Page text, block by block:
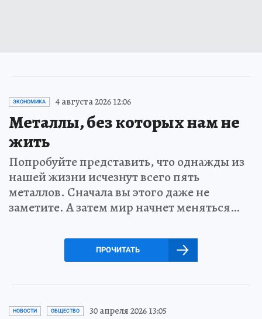
ЭКОНОМИКА 4 августа 2026 12:06
Металлы, без которых нам не
жить
Попробуйте представить, что однажды из
нашей жизни исчезнут всего пять
металлов. Сначала вы этого даже не
заметите. А затем мир начнет меняться…
ПРОЧИТАТЬ
НОВОСТИ ОБЩЕСТВО 30 апреля 2026 13:05